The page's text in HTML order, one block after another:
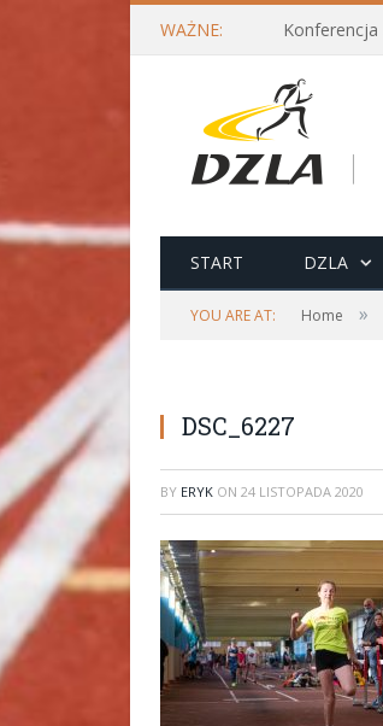
WAŻNE:
START DZLA
YOU ARE AT: Home »
DSC_6227
BY ERYK ON 24 LISTOPADA 2020